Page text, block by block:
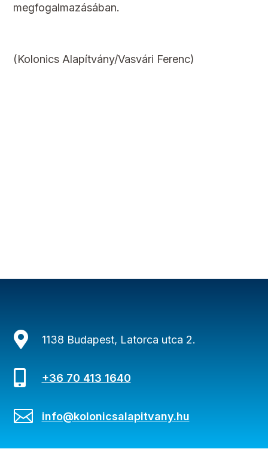
megfogalmazásában.
(Kolonics Alapítvány/Vasvári Ferenc)
 1138 Budapest, Latorca utca 2.
 +36 70 413 1640
 info@kolonicsalapitvany.hu